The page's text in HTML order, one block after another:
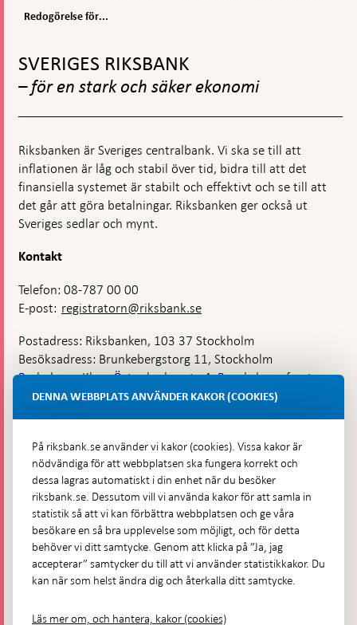
publicerat
Redogörelse
–
politiken
har
Redogörelse för...
toppnavigation
SVERIGES RIKSBANK
– för en stark och säker ekonomi
Riksbanken är Sveriges centralbank. Vi ska se till att
inflationen är låg och stabil över tid, bidra till att det
finansiella systemet är stabilt och effektivt och se till att
det går att göra betalningar. Riksbanken ger också ut
Sveriges sedlar och mynt.
Kontakt
Telefon: 08-787 00 00
E-post: registratorn@riksbank.se
Postadress: Riksbanken, 103 37 Stockholm
Besöksadress: Brunkebergstorg 11, Stockholm
Budadress: Klara Östra kyrkogata 4, Brunkebergsfaret,
Lastplats 6
Hitta direkt
Frågor och svar-
Öppnas
i
ny
flik
Till Riksbankens webbarkiv-
Öppnas
i
ny
Presskontakt
Integritetspolicy
DENNA WEBBPLATS ANVÄNDER KAKOR (COOKIES)
På riksbank.se använder vi kakor (cookies). Vissa kakor är
nödvändiga för att webbplatsen ska fungera korrekt och
dessa lagras automatiskt i din enhet när du besöker
riksbank.se. Dessutom vill vi använda kakor för att samla in
statistik så att vi kan förbättra webbplatsen och ge våra
besökare en så bra upplevelse som möjligt, och för detta
behöver vi ditt samtycke. Genom att klicka på ”Ja, jag
accepterar” samtycker du till att vi använder statistikkakor. Du
kan när som helst ändra dig och återkalla ditt samtycke.
Läs mer om, och hantera, kakor (cookies)